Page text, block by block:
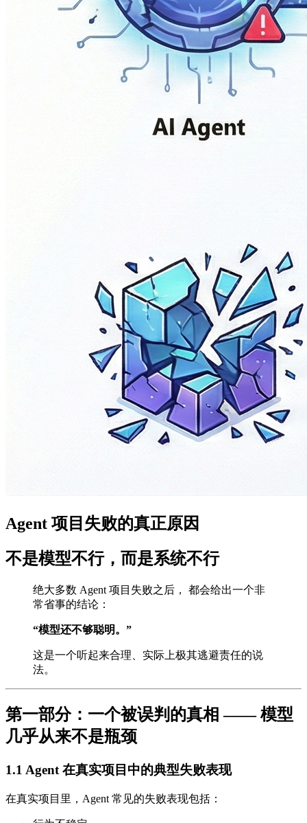
Agent 项目失败的真正原因
不是模型不行，而是系统不行
绝大多数 Agent 项目失败之后， 都会给出一个非
常省事的结论：
“模型还不够聪明。”
这是一个听起来合理、实际上极其逃避责任的说
法。
第一部分：一个被误判的真相 —— 模型
几乎从来不是瓶颈
1.1 Agent 在真实项目中的典型失败表现
在真实项目里，Agent 常见的失败表现包括：